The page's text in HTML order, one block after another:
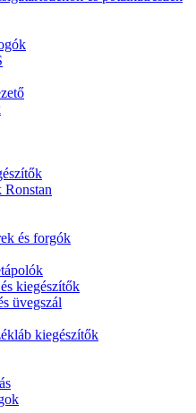
és forgók
kiegészítők
üvegszál
kiegészítők